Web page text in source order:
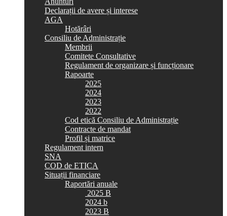
Declarații de avere și interese
AGA
Hotărâri
Consiliu de Administrație
Membrii
Comitete Consultative
Regulament de organizare și funcționare
Rapoarte
2025
2024
2023
2022
Cod etică Consiliu de Administrație
Contracte de mandat
Profil și matrice
Regulament intern
SNA
COD de ETICA
Situații financiare
Raportări anuale
2025 B
2024 b
2023 B